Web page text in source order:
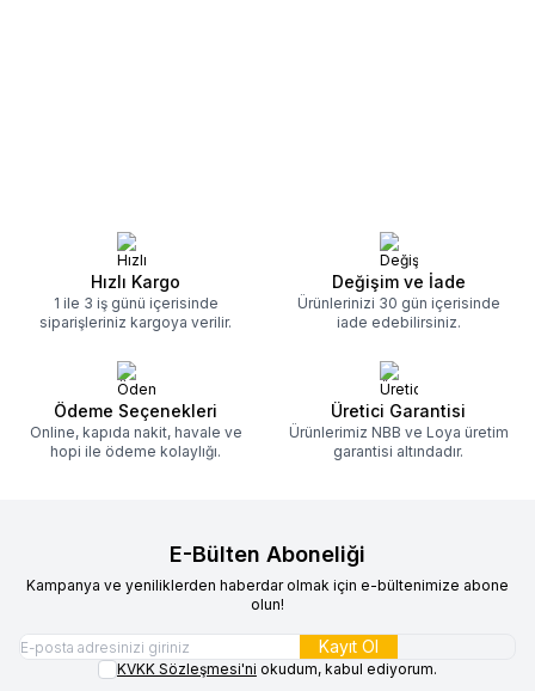
Hızlı Kargo
1 ile 3 iş günü içerisinde
siparişleriniz kargoya verilir.
Değişim ve İade
Ürünlerinizi 30 gün içerisinde
iade edebilirsiniz.
Ödeme Seçenekleri
Online, kapıda nakit, havale ve
hopi ile ödeme kolaylığı.
Üretici Garantisi
Ürünlerimiz NBB ve Loya üretim
garantisi altındadır.
E-Bülten Aboneliği
Kampanya ve yeniliklerden haberdar olmak için e-bültenimize abone
olun!
Kayıt Ol
KVKK Sözleşmesi'ni okudum, kabul ediyorum.